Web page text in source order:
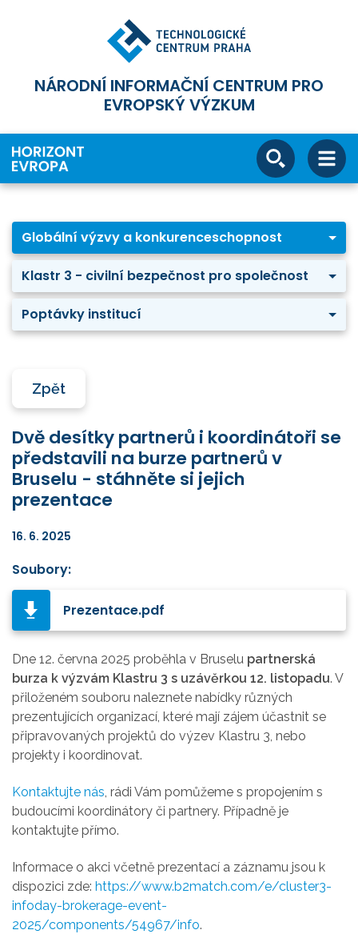
NÁRODNÍ INFORMAČNÍ CENTRUM PRO
EVROPSKÝ VÝZKUM
Globální výzvy a konkurenceschopnost
Klastr 3 - civilní bezpečnost pro společnost
Poptávky institucí
Zpět
Dvě desítky partnerů i koordinátoři se
představili na burze partnerů v
Bruselu - stáhněte si jejich
prezentace
16. 6. 2025
Soubory:
Prezentace.pdf
Dne 12. června 2025 proběhla v Bruselu partnerská
burza k výzvám Klastru 3 s uzávěrkou 12. listopadu. V
přiloženém souboru naleznete nabídky různých
prezentujících organizací, které mají zájem účastnit se
připravovaných projektů do výzev Klastru 3, nebo
projekty i koordinovat.
Kontaktujte nás, rádi Vám pomůžeme s propojením s
budoucími koordinátory či partnery. Případně je
kontaktujte přímo.
Informace o akci včetně prezentací a záznamu jsou k
dispozici zde: https://www.b2match.com/e/cluster3-
infoday-brokerage-event-
2025/components/54967/info.